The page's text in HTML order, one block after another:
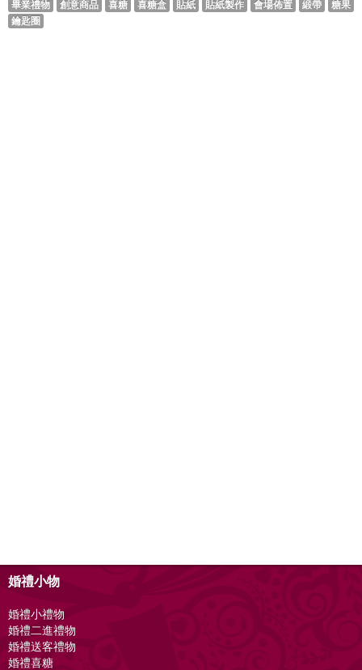
畢業禮物
創意商品 喜糖 喜糖盒 貼紙 貼紙製作 會場佈置 緞帶
糖果
鑰匙圈
婚禮小物
婚禮小禮物
婚禮二進禮物
婚禮送客禮物
婚禮喜糖